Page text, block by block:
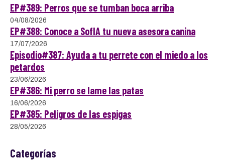
EP#389: Perros que se tumban boca arriba
04/08/2026
EP#388: Conoce a SofIA tu nueva asesora canina
17/07/2026
Episodio#387: Ayuda a tu perrete con el miedo a los
petardos
23/06/2026
EP#386: Mi perro se lame las patas
16/06/2026
EP#385: Peligros de las espigas
28/05/2026
Categorías